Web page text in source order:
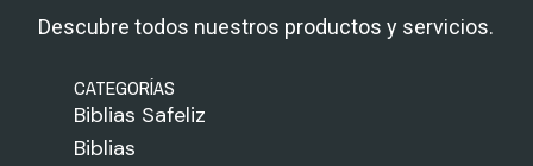
Descubre todos nuestros productos y servicios.
CATEGORÍAS
Biblias Safeliz
Biblias